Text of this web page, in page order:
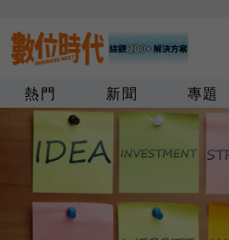
熱門 新聞 專題